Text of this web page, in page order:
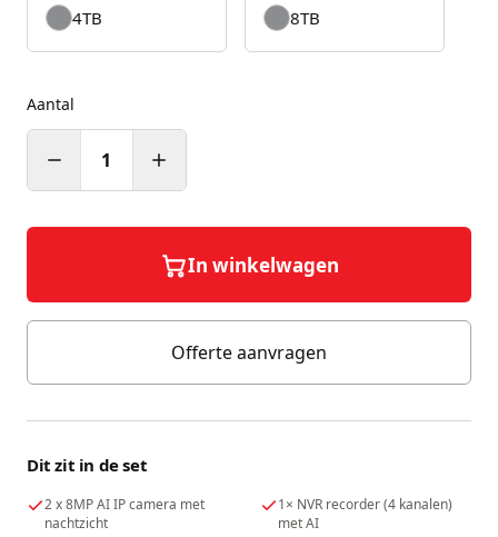
4TB 8TB
Aantal
1
In winkelwagen
Offerte aanvragen
Dit zit in de set
2 x 8MP AI IP camera met
nachtzicht
1× NVR recorder (4 kanalen)
met AI